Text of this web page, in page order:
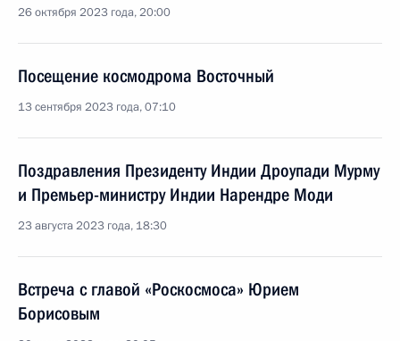
26 октября 2023 года, 20:00
Посещение космодрома Восточный
13 сентября 2023 года, 07:10
Поздравления Президенту Индии Дроупади Мурму
и Премьер-министру Индии Нарендре Моди
23 августа 2023 года, 18:30
Встреча с главой «Роскосмоса» Юрием
Борисовым